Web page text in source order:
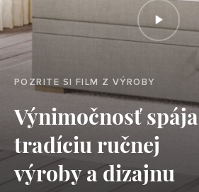
POZRITE SI FILM Z VÝROBY
Výnimočnosť spája
tradíciu ručnej
výroby a dizajnu